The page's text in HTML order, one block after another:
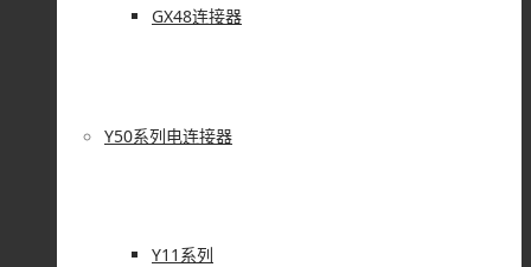
GX48连接器
Y50系列电连接器
Y11系列